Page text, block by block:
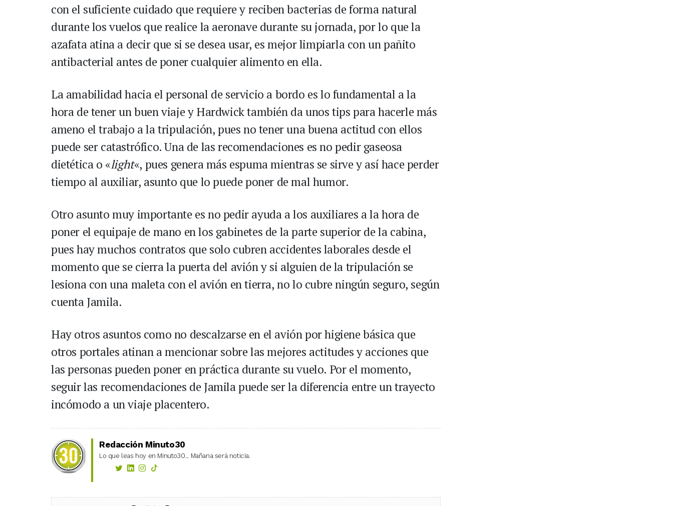
con el suficiente cuidado que requiere y reciben bacterias de forma natural
durante los vuelos que realice la aeronave durante su jornada, por lo que la
azafata atina a decir que si se desea usar, es mejor limpiarla con un pañito
antibacterial antes de poner cualquier alimento en ella.
La amabilidad hacia el personal de servicio a bordo es lo fundamental a la
hora de tener un buen viaje y Hardwick también da unos tips para hacerle más
ameno el trabajo a la tripulación, pues no tener una buena actitud con ellos
puede ser catastrófico. Una de las recomendaciones es no pedir gaseosa
dietética o «light«, pues genera más espuma mientras se sirve y así hace perder
tiempo al auxiliar, asunto que lo puede poner de mal humor.
Otro asunto muy importante es no pedir ayuda a los auxiliares a la hora de
poner el equipaje de mano en los gabinetes de la parte superior de la cabina,
pues hay muchos contratos que solo cubren accidentes laborales desde el
momento que se cierra la puerta del avión y si alguien de la tripulación se
lesiona con una maleta con el avión en tierra, no lo cubre ningún seguro, según
cuenta Jamila.
Hay otros asuntos como no descalzarse en el avión por higiene básica que
otros portales atinan a mencionar sobre las mejores actitudes y acciones que
las personas pueden poner en práctica durante su vuelo. Por el momento,
seguir las recomendaciones de Jamila puede ser la diferencia entre un trayecto
incómodo a un viaje placentero.
Redacción Minuto30
Lo que leas hoy en Minuto30... Mañana será noticia.